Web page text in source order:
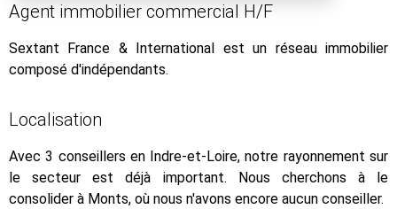
Agent immobilier commercial H/F
Sextant France & International est un réseau immobilier
composé d'indépendants.
Localisation
Avec 3 conseillers en Indre-et-Loire, notre rayonnement sur
le secteur est déjà important. Nous cherchons à le
consolider à Monts, où nous n'avons encore aucun conseiller.